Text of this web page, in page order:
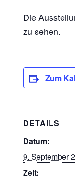
Die
zu sehen.
Zum
DETAILS
Datum:
9. September
Zeit: